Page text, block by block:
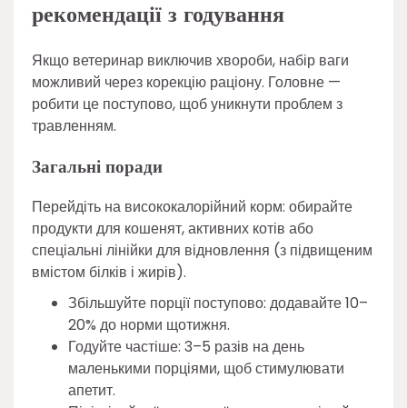
рекомендації з годування
Якщо ветеринар виключив хвороби, набір ваги
можливий через корекцію раціону. Головне —
робити це поступово, щоб уникнути проблем з
травленням.
Загальні поради
Перейдіть на висококалорійний корм: обирайте
продукти для кошенят, активних котів або
спеціальні лінійки для відновлення (з підвищеним
вмістом білків і жирів).
Збільшуйте порції поступово: додавайте 10–
20% до норми щотижня.
Годуйте частіше: 3–5 разів на день
маленькими порціями, щоб стимулювати
апетит.